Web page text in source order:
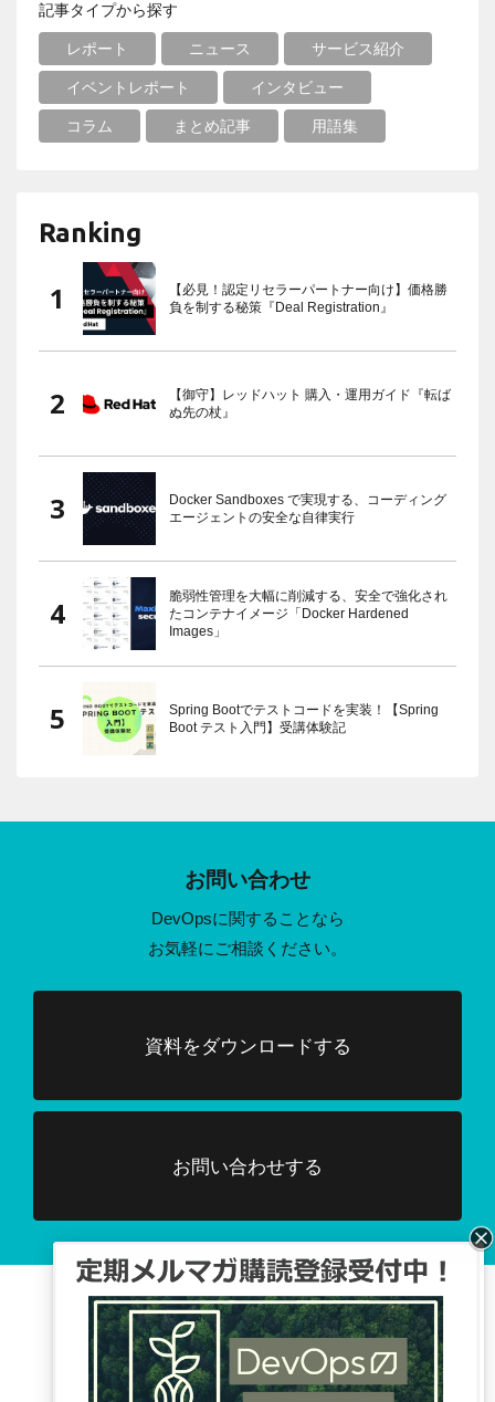
記事タイプから探す
レポート ニュース サービス紹介
イベントレポート インタビュー
コラム まとめ記事 用語集
Ranking
【必見！認定リセラーパートナー向け】価格勝
負を制する秘策『Deal Registration』
【御守】レッドハット 購入・運用ガイド『転ば
ぬ先の杖』
Docker Sandboxes で実現する、コーディング
エージェントの安全な自律実行
脆弱性管理を大幅に削減する、安全で強化され
たコンテナイメージ「Docker Hardened
Images」
Spring Bootでテストコードを実装！【Spring
Boot テスト入門】受講体験記
お問い合わせ
DevOpsに関することなら
お気軽にご相談ください。
資料をダウンロードする
お問い合わせする
Facebook、TwitterでDevOpsに関する
情報配信を行っています。